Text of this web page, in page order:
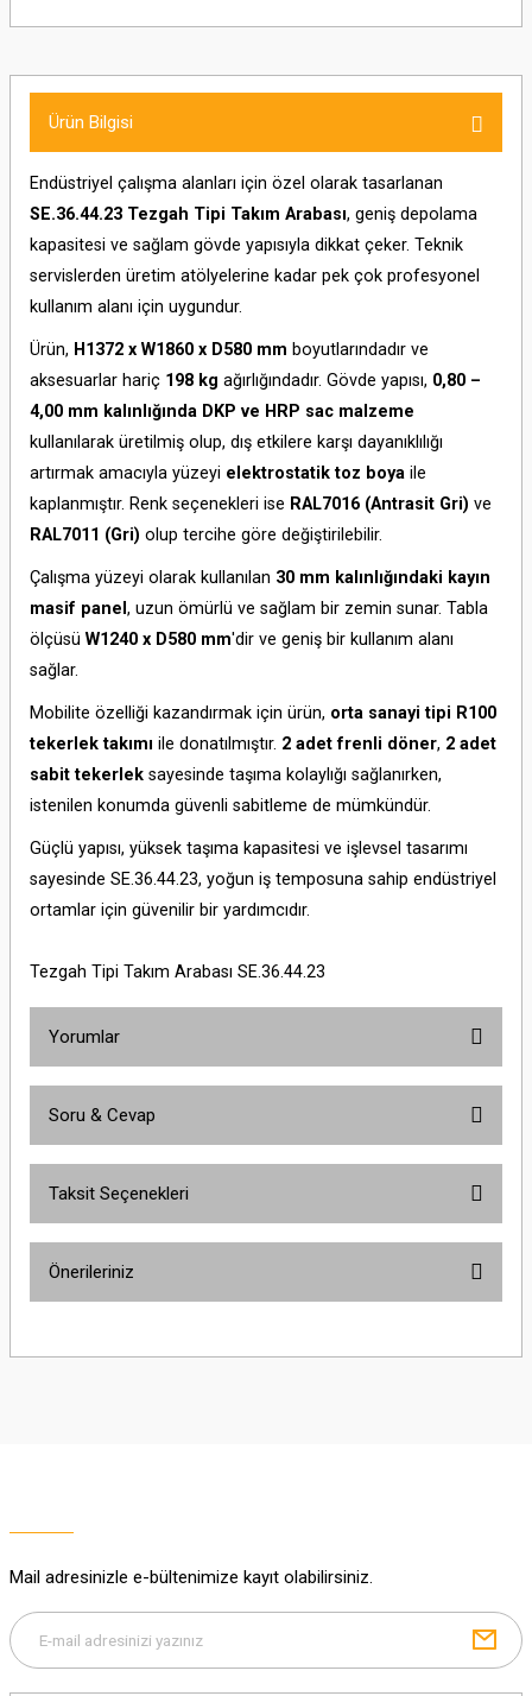
Ürün Bilgisi
Endüstriyel çalışma alanları için özel olarak tasarlanan
SE.36.44.23 Tezgah Tipi Takım Arabası, geniş depolama
kapasitesi ve sağlam gövde yapısıyla dikkat çeker. Teknik
servislerden üretim atölyelerine kadar pek çok profesyonel
kullanım alanı için uygundur.
Ürün, H1372 x W1860 x D580 mm boyutlarındadır ve
aksesuarlar hariç 198 kg ağırlığındadır. Gövde yapısı, 0,80 –
4,00 mm kalınlığında DKP ve HRP sac malzeme
kullanılarak üretilmiş olup, dış etkilere karşı dayanıklılığı
artırmak amacıyla yüzeyi elektrostatik toz boya ile
kaplanmıştır. Renk seçenekleri ise RAL7016 (Antrasit Gri) ve
RAL7011 (Gri) olup tercihe göre değiştirilebilir.
Çalışma yüzeyi olarak kullanılan 30 mm kalınlığındaki kayın
masif panel , uzun ömürlü ve sağlam bir zemin sunar. Tabla
ölçüsü W1240 x D580 mm'dir ve geniş bir kullanım alanı
sağlar.
Mobilite özelliği kazandırmak için ürün, orta sanayi tipi R100
tekerlek takımı ile donatılmıştır. 2 adet frenli döner, 2 adet
sabit tekerlek sayesinde taşıma kolaylığı sağlanırken,
istenilen konumda güvenli sabitleme de mümkündür.
Güçlü yapısı, yüksek taşıma kapasitesi ve işlevsel tasarımı
sayesinde SE.36.44.23, yoğun iş temposuna sahip endüstriyel
ortamlar için güvenilir bir yardımcıdır.
Tezgah Tipi Takım Arabası SE.36.44.23
Yorumlar
Soru & Cevap
Taksit Seçenekleri
Önerileriniz
yetersiz gördüğünüz noktaları öneri formunu kullanarak tarafımıza
Bu ürüne benzer farklı alternatifler olmalı.
Mail adresinizle e-bültenimize kayıt olabilirsiniz.